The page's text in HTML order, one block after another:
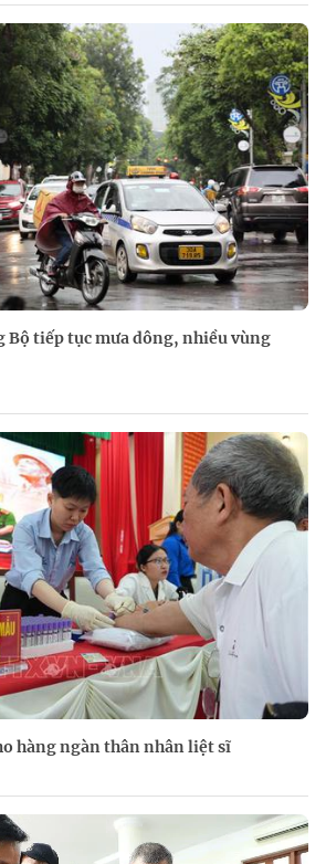
Bộ tiếp tục mưa dông, nhiều vùng
hàng ngàn thân nhân liệt sĩ